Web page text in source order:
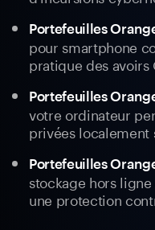
Portefeuilles
pour smartphone
pratique des avoirs
Portefeuilles
votre ordinateur
privées localement
Portefeuilles
stockage hors
une protection